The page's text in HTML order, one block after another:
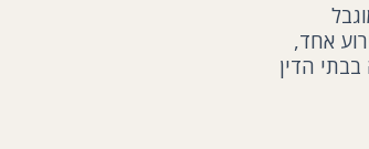
אחד,
הדין